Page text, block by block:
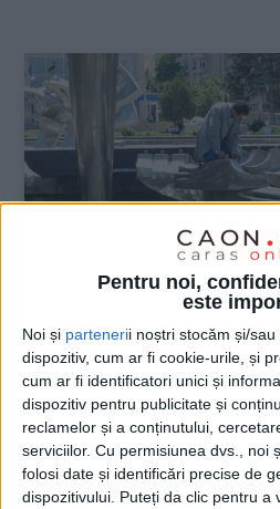
Pentru noi,
este
Noi și partenerii noștri stocăm și/
dispozitiv, cum ar fi cookie-urile, și
cum ar fi identificatori unici și
dispozitiv pentru publicitate și
reclamelor și a conținutului,
serviciilor. Cu permisiunea dvs., noi
folosi date și identificări precise de
dispozitivului. Puteți da clic pentru a
ŞTIRILE JUDEŢULUI CARAŞ-
Coaja artezienei rămâne
negre?
2 SEPTEMBRIE 2021, 08:50 AM 3